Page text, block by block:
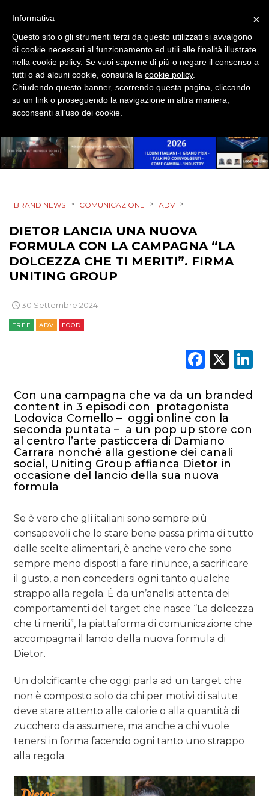
BRAND NEWS > COMUNICAZIONE > ADV >
DIETOR LANCIA UNA NUOVA
FORMULA CON LA CAMPAGNA “LA
DOLCEZZA CHE TI MERITI”. FIRMA
UNITING GROUP
30 Settembre 2024
FREE ADV FOOD
X
Con una campagna che va da un branded
content in 3 episodi con protagonista
Lodovica Comello – oggi online con la
seconda puntata – a un pop up store con
al centro l’arte pasticcera di Damiano
Carrara nonché alla gestione dei canali
social, Uniting Group affianca Dietor in
occasione del lancio della sua nuova
formula
Se è vero che gli italiani sono sempre più
consapevoli che lo stare bene passa prima di tutto
dalle scelte alimentari, è anche vero che sono
sempre meno disposti a fare rinunce, a sacrificare
il gusto, a non concedersi ogni tanto qualche
strappo alla regola. È da un’analisi attenta dei
comportamenti del target che nasce “La dolcezza
che ti meriti”, la piattaforma di comunicazione che
accompagna il lancio della nuova formula di
Dietor.
Un dolcificante che oggi parla ad un target che
non è composto solo da chi per motivi di salute
deve stare attento alle calorie o alla quantità di
zucchero da assumere, ma anche a chi vuole
tenersi in forma facendo ogni tanto uno strappo
alla regola.
×
Informativa
Questo sito o gli strumenti terzi da questo utilizzati si avvalgono
di cookie necessari al funzionamento ed utili alle finalità illustrate
nella cookie policy. Se vuoi saperne di più o negare il consenso a
tutti o ad alcuni cookie, consulta la cookie policy.
Chiudendo questo banner, scorrendo questa pagina, cliccando
su un link o proseguendo la navigazione in altra maniera,
acconsenti all’uso dei cookie.